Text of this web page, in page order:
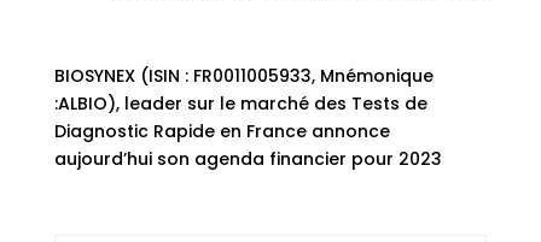
BIOSYNEX (ISIN : FR0011005933, Mnémonique
:ALBIO), leader sur le marché des Tests de
Diagnostic Rapide en France annonce
aujourd’hui son agenda financier pour 2023